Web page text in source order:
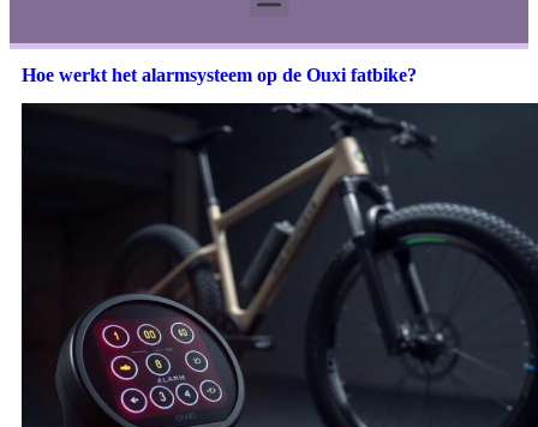
Hoe werkt het alarmsysteem op de Ouxi fatbike?